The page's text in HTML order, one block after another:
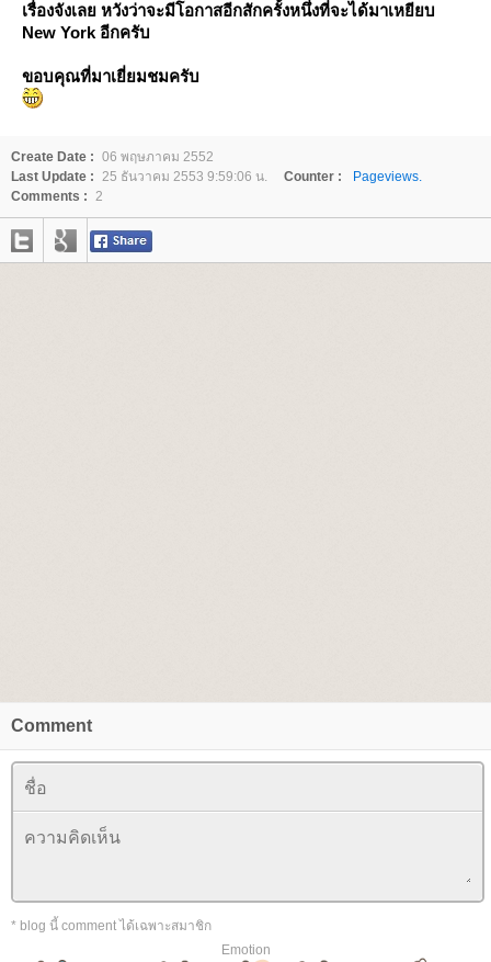
เรื่องจังเลย หวังว่าจะมีโอกาสอีกสักครั้งหนึ่งที่จะได้มาเหยียบ
New York อีกครับ
ขอบคุณที่มาเยี่ยมชมครับ
Create Date : 06 พฤษภาคม 2552
Last Update : 25 ธันวาคม 2553 9:59:06 น. Counter :
Pageviews.
Comments : 2
Comment
* blog นี้ comment ได้เฉพาะสมาชิก
Emotion